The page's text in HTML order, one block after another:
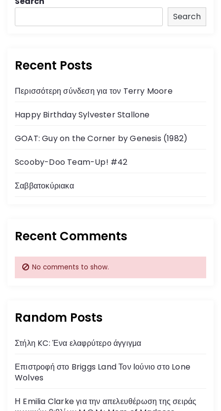
Search
Recent Posts
Περισσότερη σύνδεση για τον Terry Moore
Happy Birthday Sylvester Stallone
GOAT: Guy on the Corner by Genesis (1982)
Scooby-Doo Team-Up! #42
Σαββατοκύριακα
Recent Comments
No comments to show.
Random Posts
Στήλη KC: Ένα ελαφρύτερο άγγιγμα
Επιστροφή στο Briggs Land Τον Ιούνιο στο Lone
Wolves
Η Emilia Clarke για την απελευθέρωση της σειράς